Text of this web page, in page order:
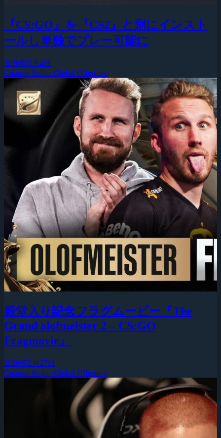
『CS:GO』を『CS2』と別にインスト
ールし単独でプレー可能に
2026年3月4日
Counter-Strike: Global Offensive
殿堂入り記念フラグムービー『The
Grand olofmeister 2 – CS:GO
Fragmovie』
2026年2月27日
Counter-Strike: Global Offensive